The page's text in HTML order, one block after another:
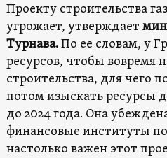
Проекту строительства
угрожает, утверждает
Турнава.По ее словам, у
ресурсов, чтобы вовремя
строительства, для чего
потом изыскать ресурсы
до 2024 года. Она
финансовые институты
настолько важен этот